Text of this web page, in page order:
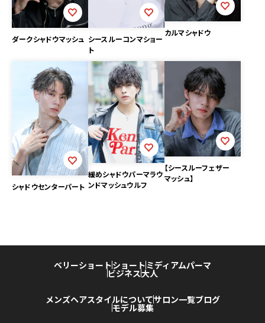
ダークシャドウマッシュ シースルーコンマショー
ト
カルマシャドウ
シャドウセンターパート
緩めシャドウパーマラウ
ンドマッシュウルフ
【シースルーフェザー
マッシュ】
ベリーショートショート ミディアムパーマ
ビジネス大人
メンズヘアスタイルについてサロン一覧ブログ
モデル募集